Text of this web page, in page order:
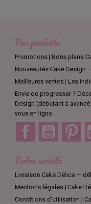
Nos produits
Promotions | Bons plans
Nouveautés Cake Design
Meilleures ventes | Les
Envie de progresser ?
Design (débutant à
vous en ligne.
Facebook YouTube
Notre société
Livraison Cake Délice —
Mentions légales | Cake
Conditions d’utilisation |